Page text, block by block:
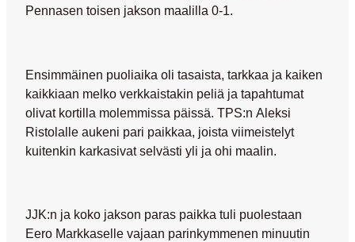
Pennasen toisen jakson maalilla 0-1.
Ensimmäinen puoliaika oli tasaista, tarkkaa ja kaiken
kaikkiaan melko verkkaistakin peliä ja tapahtumat
olivat kortilla molemmissa päissä. TPS:n Aleksi
Ristolalle aukeni pari paikkaa, joista viimeistelyt
kuitenkin karkasivat selvästi yli ja ohi maalin.
JJK:n ja koko jakson paras paikka tuli puolestaan
Eero Markkaselle vajaan parinkymmenen minuutin